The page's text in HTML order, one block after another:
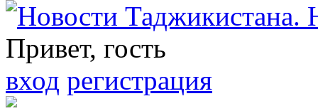
Привет, гость
вход регистрация